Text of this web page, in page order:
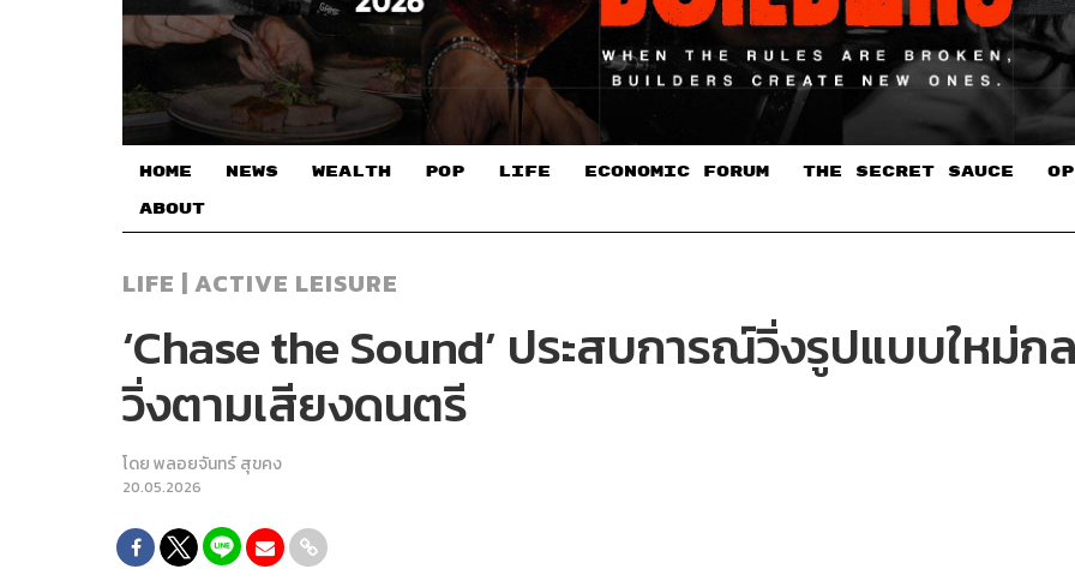
HOME NEWS WEALTH POP LIFE ECONOMIC FORUM THE SECRET SAUCE​
ABOUT
LIFE | ACTIVE LEISURE
‘Chase the Sound’ ประสบการณ์วิ่งรูปแบบใหม่
วิ่งตามเสียงดนตรี
โดยพลอยจันทร์ สุขคง
20.05.2026